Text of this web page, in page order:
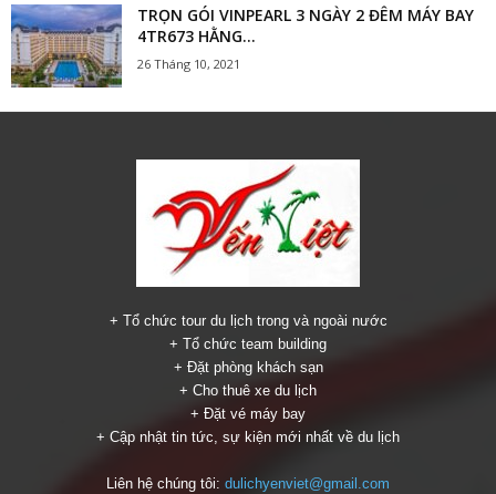
TRỌN GÓI VINPEARL 3 NGÀY 2 ĐÊM MÁY BAY
4TR673 HẰNG...
26 Tháng 10, 2021
+ Tổ chức tour du lịch trong và ngoài nước
+ Tổ chức team building
+ Đặt phòng khách sạn
+ Cho thuê xe du lịch
+ Đặt vé máy bay
+ Cập nhật tin tức, sự kiện mới nhất về du lịch
Liên hệ chúng tôi: dulichyenviet@gmail.com